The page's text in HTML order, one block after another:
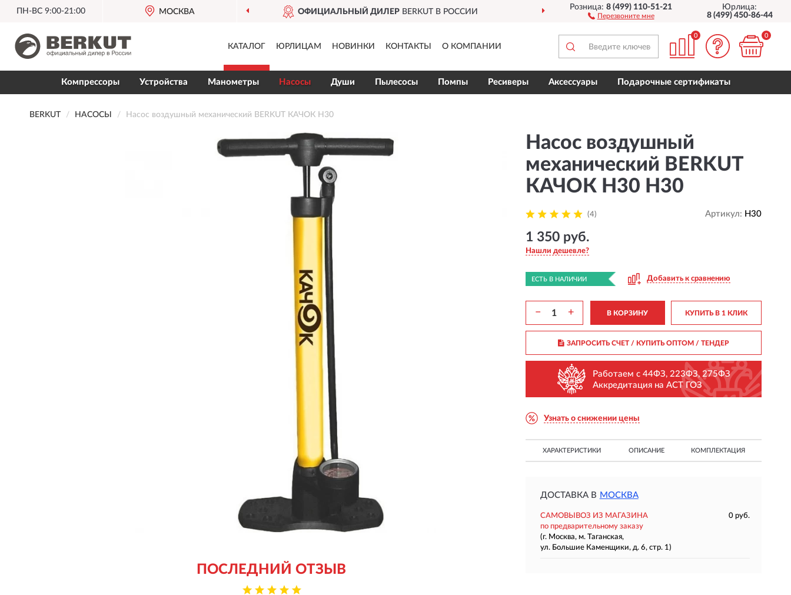
ПН-ВС 9:00-21:00 МОСКВА
ОФИЦИАЛЬНЫЙ ДИЛЕРBERKUT В РОССИИ ДОСТАВИМПО ВСЕЙ РОССИИ ПОЛНЫЙ
Розница:8 (499) 110-51-21
Перезвоните мне
Юрлица:
8 (499) 450-86-44
КАТАЛОГ ЮРЛИЦАМ НОВИНКИ КОНТАКТЫ О КОМПАНИИ
0 0
Компрессоры Устройства Манометры Насосы Души Пылесосы Помпы Ресиверы Аксессуары Подарочные сертификаты
BERKUT НАСОСЫ Насос воздушный механический BERKUT КАЧОК Н30
ПОСЛЕДНИЙ ОТЗЫВ
Насос воздушный
механический BERKUT
КАЧОК Н30 H30
(4) Артикул: H30
1 350 руб.
Нашли дешевле?
ЕСТЬ В НАЛИЧИИ Добавить к сравнению
− + В КОРЗИНУ КУПИТЬ В 1 КЛИК
ЗАПРОСИТЬ СЧЕТ / КУПИТЬ ОПТОМ/ ТЕНДЕР
Работаем с 44ФЗ, 223ФЗ, 275ФЗ
Аккредитация на АСТ ГОЗ
Узнать о снижении цены
ХАРАКТЕРИСТИКИ ОПИСАНИЕ КОМПЛЕКТАЦИЯ
ДОСТАВКА В МОСКВА
САМОВЫВОЗ ИЗ МАГАЗИНА
0 руб.
по предварительному заказу
(г. Москва, м. Таганская,
ул. Большие Каменщики, д. 6, стр. 1)